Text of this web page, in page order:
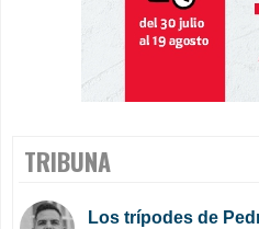
TRIBUNA
Los trípodes de